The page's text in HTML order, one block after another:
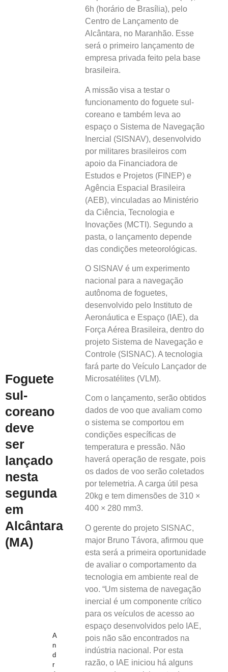
Foguete
sul-
coreano
deve
ser
lançado
nesta
segunda
em
Alcântara
(MA)
A
n
d
r
6h (horário de Brasília), pelo
Centro de Lançamento de
Alcântara, no Maranhão. Esse
será o primeiro lançamento de
empresa privada feito pela base
brasileira.
A missão visa a testar o
funcionamento do foguete sul-
coreano e também leva ao
espaço o Sistema de Navegação
Inercial (SISNAV), desenvolvido
por militares brasileiros com
apoio da Financiadora de
Estudos e Projetos (FINEP) e
Agência Espacial Brasileira
(AEB), vinculadas ao Ministério
da Ciência, Tecnologia e
Inovações (MCTI). Segundo a
pasta, o lançamento depende
das condições meteorológicas.
O SISNAV é um experimento
nacional para a navegação
autônoma de foguetes,
desenvolvido pelo Instituto de
Aeronáutica e Espaço (IAE), da
Força Aérea Brasileira, dentro do
projeto Sistema de Navegação e
Controle (SISNAC). A tecnologia
fará parte do Veículo Lançador de
Microsatélites (VLM).
Com o lançamento, serão obtidos
dados de voo que avaliam como
o sistema se comportou em
condições específicas de
temperatura e pressão. Não
haverá operação de resgate, pois
os dados de voo serão coletados
por telemetria. A carga útil pesa
20kg e tem dimensões de 310 ×
400 × 280 mm3.
O gerente do projeto SISNAC,
major Bruno Távora, afirmou que
esta será a primeira oportunidade
de avaliar o comportamento da
tecnologia em ambiente real de
voo. “Um sistema de navegação
inercial é um componente crítico
para os veículos de acesso ao
espaço desenvolvidos pelo IAE,
pois não são encontrados na
indústria nacional. Por esta
razão, o IAE iniciou há alguns